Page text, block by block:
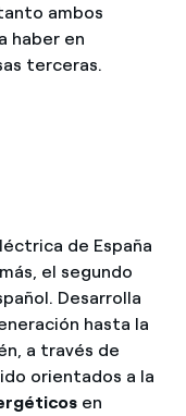
ambos
haber en
terceras.
de España
el segundo
Desarrolla
hasta la
a través de
orientados a la
en